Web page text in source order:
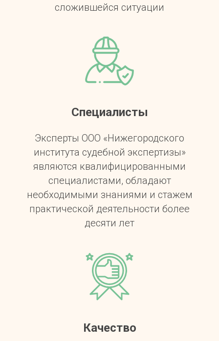
сложившейся ситуации
Специалисты
Эксперты ООО «Нижегородского
института судебной экспертизы»
являются квалифицированными
специалистами, обладают
необходимыми знаниями и стажем
практической деятельности более
десяти лет
Качество